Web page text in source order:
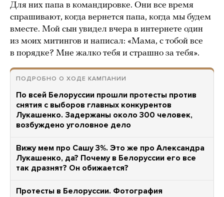
Для них папа в командировке. Они все время
спрашивают, когда вернется папа, когда мы будем
вместе. Мой сын увидел вчера в интернете один
из моих митингов и написал: «Мама, с тобой все
в порядке? Мне жалко тебя и страшно за тебя».
ПОДРОБНО О ХОДЕ КАМПАНИИ
По всей Белоруссии прошли протесты против
снятия с выборов главных конкурентов
Лукашенко. Задержаны около 300 человек,
возбуждено уголовное дело
Вижу мем про Сашу 3%. Это же про Александра
Лукашенко, да? Почему в Белоруссии его все
так дразнят? Он обижается?
Протесты в Белоруссии. Фотография